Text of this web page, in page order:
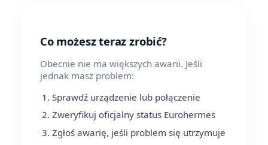
Co możesz teraz zrobić?
Obecnie nie ma większych awarii. Jeśli
jednak masz problem:
Sprawdź urządzenie lub połączenie
Zweryfikuj oficjalny status Eurohermes
Zgłoś awarię, jeśli problem się utrzymuje